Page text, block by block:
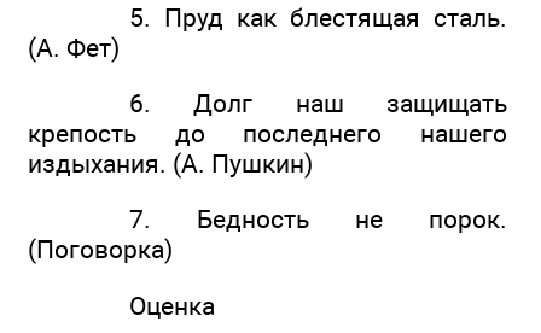
5. Пруд как блестящая сталь.
(А. Фет)
6. Долг наш защищать
крепость до последнего нашего
издыхания. (А. Пушкин)
7. Бедность не порок.
(Поговорка)
Оценка